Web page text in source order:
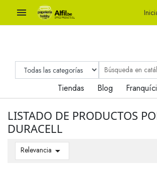

Tiendas Blog
LISTADO DE PRODUCTOS
DURACELL
Relevancia 